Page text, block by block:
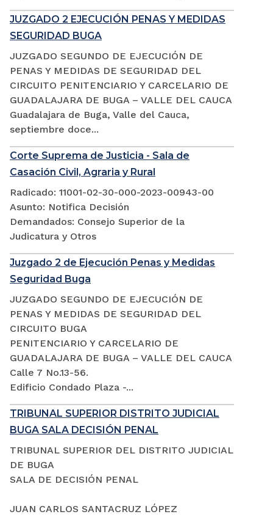
JUZGADO 2 EJECUCIÓN PENAS Y MEDIDAS
SEGURIDAD BUGA
JUZGADO SEGUNDO DE EJECUCIÓN DE
PENAS Y MEDIDAS DE SEGURIDAD DEL
CIRCUITO PENITENCIARIO Y CARCELARIO DE
GUADALAJARA DE BUGA – VALLE DEL CAUCA
Guadalajara de Buga, Valle del Cauca,
septiembre doce...
Corte Suprema de Justicia - Sala de
Casación Civil, Agraria y Rural
Radicado: 11001-02-30-000-2023-00943-00
Asunto: Notifica Decisión
Demandados: Consejo Superior de la
Judicatura y Otros
Juzgado 2 de Ejecución Penas y Medidas
Seguridad Buga
JUZGADO SEGUNDO DE EJECUCIÓN DE
PENAS Y MEDIDAS DE SEGURIDAD DEL
CIRCUITO BUGA
PENITENCIARIO Y CARCELARIO DE
GUADALAJARA DE BUGA – VALLE DEL CAUCA
Calle 7 No.13-56.
Edificio Condado Plaza -...
TRIBUNAL SUPERIOR DISTRITO JUDICIAL
BUGA SALA DECISIÓN PENAL
TRIBUNAL SUPERIOR DEL DISTRITO JUDICIAL
DE BUGA
SALA DE DECISIÓN PENAL
JUAN CARLOS SANTACRUZ LÓPEZ